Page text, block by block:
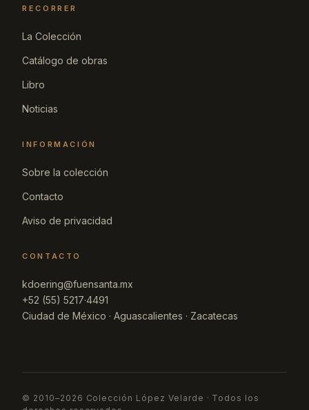
RECORRER
La Colección
Catálogo de obras
Libro
Noticias
INFORMACIÓN
Sobre la colección
Contacto
Aviso de privacidad
CONTACTO
kdoering@fuensanta.mx
+52 (55) 5217·4491
Ciudad de México · Aguascalientes · Zacatecas
© 2010–2026 Colección López Velarde · Todos los